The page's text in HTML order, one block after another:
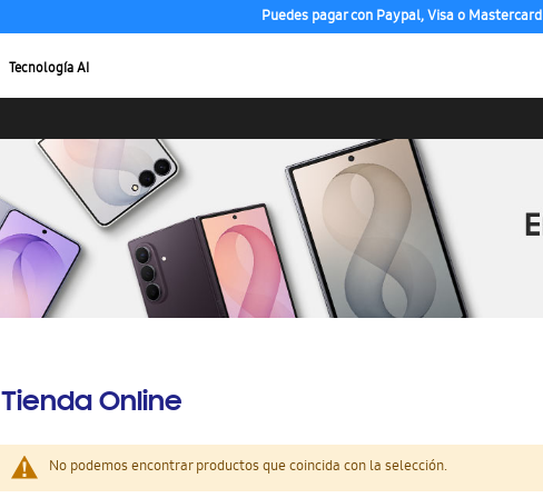
Puedes pagar con Paypal, Visa o Mastercard
Tecnología AI
Tienda Online
No podemos encontrar productos que coincida con la selección.